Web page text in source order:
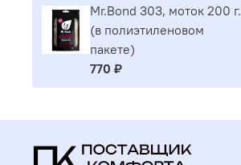
Mr.Bond 303, моток 200 г.
(в полиэтиленовом
пакете)
770 ₽